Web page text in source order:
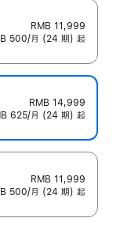
RMB 11,999
500/月 (24 期) 起
RMB 14,999
625/月 (24 期) 起
RMB 11,999
500/月 (24 期) 起